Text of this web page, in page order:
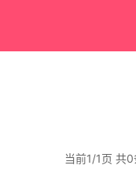
当前1/1页 共